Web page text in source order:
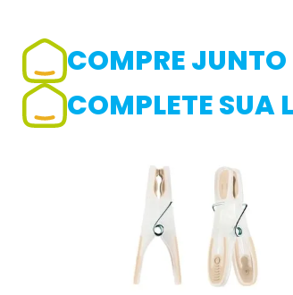
Adicionar avaliação
Avaliação
Avalie o produto de 1 até 5 estrelas
☆
COMPRE JUNTO
COMPLETE SUA